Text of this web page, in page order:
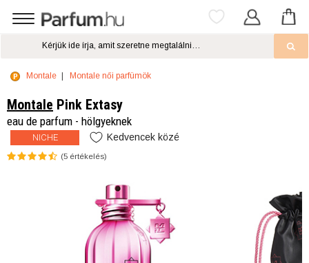
Montale Montale női parfümök
Montale Pink Extasy
eau de parfum - hölgyeknek
NICHE Kedvencek közé
(5 értékelés)